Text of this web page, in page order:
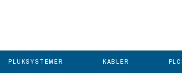
PLUKSYSTEMER KABLER